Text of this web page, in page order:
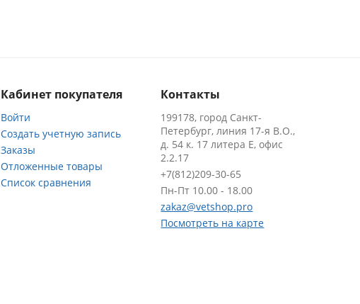
Кабинет покупателя
Войти
Создать учетную запись
Заказы
Отложенные товары
Список сравнения
Контакты
199178, город Санкт-
Петербург, линия 17-я В.О.,
д. 54 к. 17 литера Е, офис
2.2.17
+7(812)209-30-65
Пн-Пт 10.00 - 18.00
zakaz@vetshop.pro
Посмотреть на карте